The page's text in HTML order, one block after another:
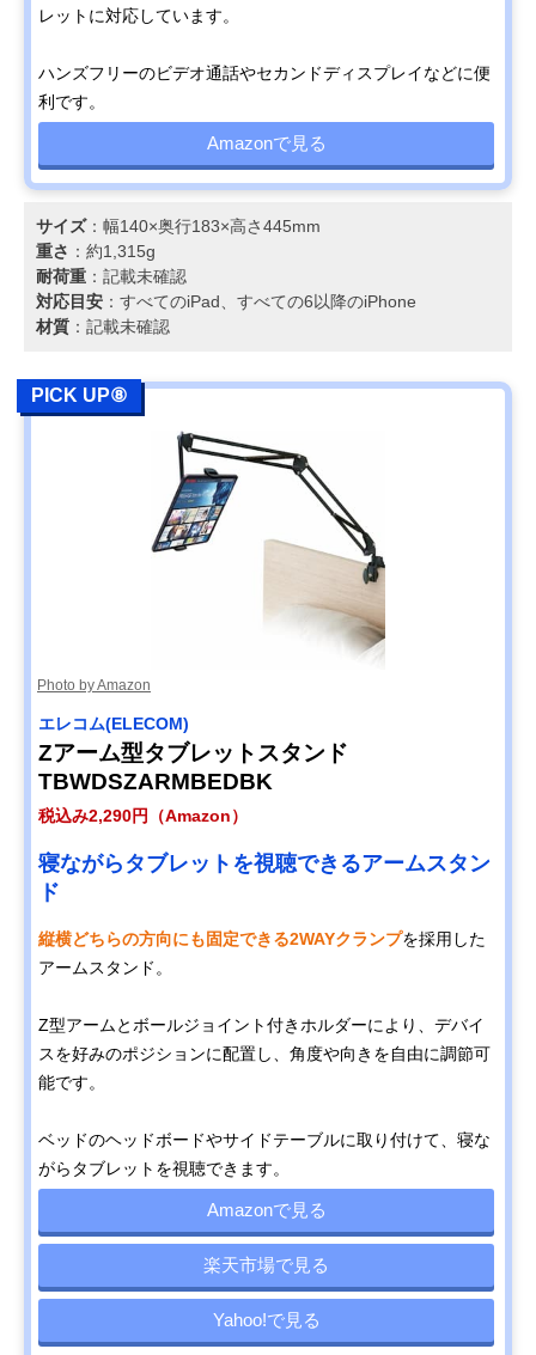
レットに対応しています。
ハンズフリーのビデオ通話やセカンドディスプレイなどに便
利です。
Amazonで見る
サイズ：幅140×奥行183×高さ445mm
重さ ：約1,315g
耐荷重 ：記載未確認
対応目安 ：すべてのiPad、すべての6以降のiPhone
材質 ：記載未確認
PICK UP⑧
Photo by Amazon
エレコム(ELECOM)
Zアーム型タブレットスタンド
TBWDSZARMBEDBK
税込み2,290円（Amazon）
寝ながらタブレットを視聴できるアームスタン
ド
縦横どちらの方向にも固定できる2WAYクランプを採用した
アームスタンド。
Z型アームとボールジョイント付きホルダーにより、デバイ
スを好みのポジションに配置し、角度や向きを自由に調節可
能です。
ベッドのヘッドボードやサイドテーブルに取り付けて、寝な
がらタブレットを視聴できます。
Amazonで見る
楽天市場で見る
Yahoo!で見る